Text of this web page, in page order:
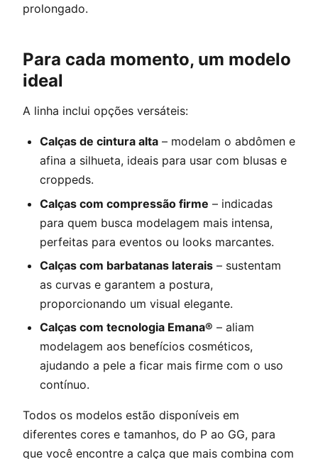
prolongado.
Para cada momento, um modelo
ideal
A linha inclui opções versáteis:
Calças de cintura alta – modelam o abdômen e
afina a silhueta, ideais para usar com blusas e
croppeds.
Calças com compressão firme – indicadas
para quem busca modelagem mais intensa,
perfeitas para eventos ou looks marcantes.
Calças com barbatanas laterais – sustentam
as curvas e garantem a postura,
proporcionando um visual elegante.
Calças com tecnologia Emana® – aliam
modelagem aos benefícios cosméticos,
ajudando a pele a ficar mais firme com o uso
contínuo.
Todos os modelos estão disponíveis em
diferentes cores e tamanhos, do P ao GG, para
que você encontre a calça que mais combina com